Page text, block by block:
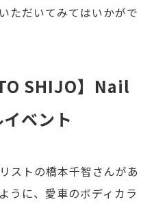
ただいてみてはいかがで
SHIJO】Nail
ベント
ストの橋本千智さんがあ
うに、愛車のボディカラ